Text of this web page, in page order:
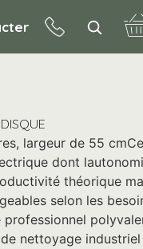
largeur de 55
dont
théorique
selon les
nettoyage industriel